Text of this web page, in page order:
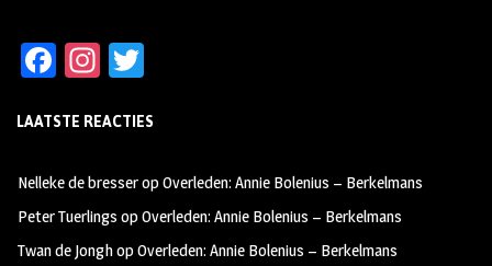
Fa
b
oo
k
In
ag
m
tt
LAATSTE REACTIES
Nelleke de bresseropOverleden: Annie Bolenius – Berkelmans
Peter Tuerlings opOverleden: Annie Bolenius – Berkelmans
Twan de JonghopOverleden: Annie Bolenius – Berkelmans